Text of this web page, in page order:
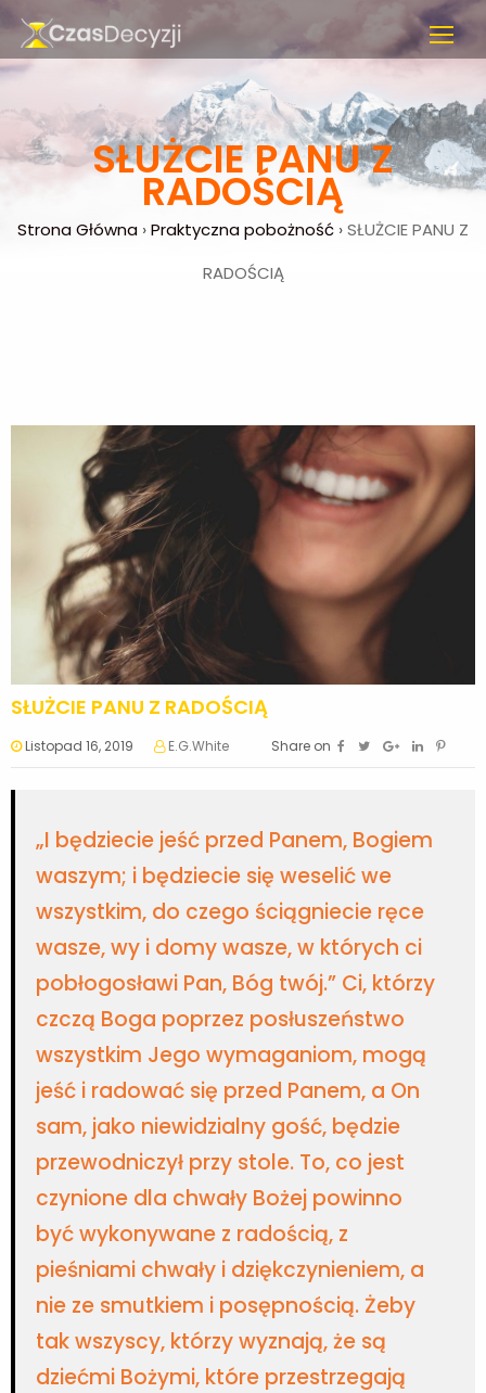
SŁUŻCIE PANU Z
RADOŚCIĄ
Strona Główna ›Praktyczna pobożność ›SŁUŻCIE PANU Z
RADOŚCIĄ
SŁUŻCIE PANU Z RADOŚCIĄ
Listopad 16, 2019 E.G.White Share on
„I będziecie jeść przed Panem, Bogiem
waszym; i będziecie się weselić we
wszystkim, do czego ściągniecie ręce
wasze, wy i domy wasze, w których ci
pobłogosławi Pan, Bóg twój.” Ci, którzy
czczą Boga poprzez posłuszeństwo
wszystkim Jego wymaganiom, mogą
jeść i radować się przed Panem, a On
sam, jako niewidzialny gość, będzie
przewodniczył przy stole. To, co jest
czynione dla chwały Bożej powinno
być wykonywane z radością, z
pieśniami chwały i dziękczynieniem, a
nie ze smutkiem i posępnością. Żeby
tak wszyscy, którzy wyznają, że są
dziećmi Bożymi, które przestrzegają